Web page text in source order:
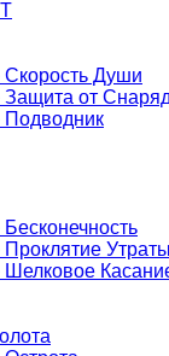
Души
Защита от
Подводник
Утраты